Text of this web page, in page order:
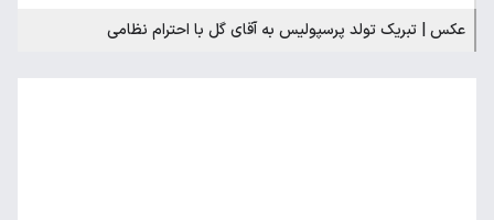
عکس | تبریک تولد پرسپولیس به آقای گل با احترام نظامی